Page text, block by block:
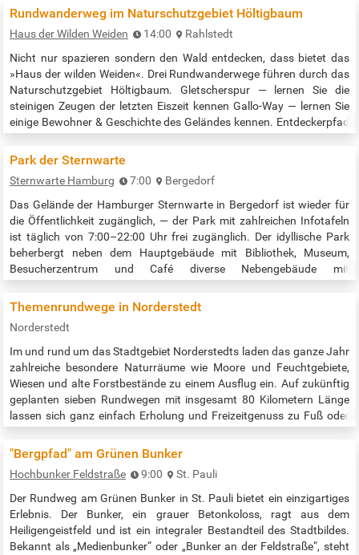
Wasserlichtorgel im Parksee, der Spielplätze, eines Musikpavillons
und der Restaurants.…
Rundwanderweg im Naturschutzgebiet Höltigbaum
Haus der Wilden Weiden 14:00
Rahlstedt
Nicht nur spazieren sondern den Wald entdecken, dass bietet das
»Haus der wilden Weiden«. Drei Rundwanderwege führen durch das
Naturschutzgebiet Höltigbaum. Gletscherspur — lernen Sie die
steinigen Zeugen der letzten Eiszeit kennen Gallo-Way — lernen Sie
einige Bewohner & Geschichte des Geländes kennen. Entdeckerpfad
Wanderwege laden zu einem Rundgang ein. Die aus der Zeit der
Park der Sternwarte
Sternwarte Hamburg 7:00
Bergedorf
Das Gelände der Hamburger Sternwarte in Bergedorf ist wieder für
die Öffentlichkeit zugänglich, — der Park mit zahlreichen Infotafeln
ist täglich von 7:00–22:00 Uhr frei zugänglich. Der idyllische Park
beherbergt neben dem Hauptgebäude mit Bibliothek, Museum,
Besucherzentrum und Café diverse Nebengebäude mit
Informationstafeln. Weitere Infos des Denkmalvereins:…
Themenrundwege in Norderstedt
Norderstedt
Im und rund um das Stadtgebiet Norderstedts laden das ganze Jahr
zahlreiche besondere Naturräume wie Moore und Feuchtgebiete,
Wiesen und alte Forstbestände zu einem Ausflug ein. Auf zukünftig
geplanten sieben Rundwegen mit insgesamt 80 Kilometern Länge
lassen sich ganz einfach Erholung und Freizeitgenuss zu Fuß oder
werden Themen mit besonderen Erlebnissen verknüpft; ganz
nebenbei erfahren…
"Bergpfad" am Grünen Bunker
Hochbunker Feldstraße 9:00
St. Pauli
Der Rundweg am Grünen Bunker in St. Pauli bietet ein einzigartiges
Erlebnis. Der Bunker, ein grauer Betonkoloss, ragt aus dem
Heiligengeistfeld und ist ein integraler Bestandteil des Stadtbildes.
Bekannt als „Medienbunker“ oder „Bunker an der Feldstraße“, steht